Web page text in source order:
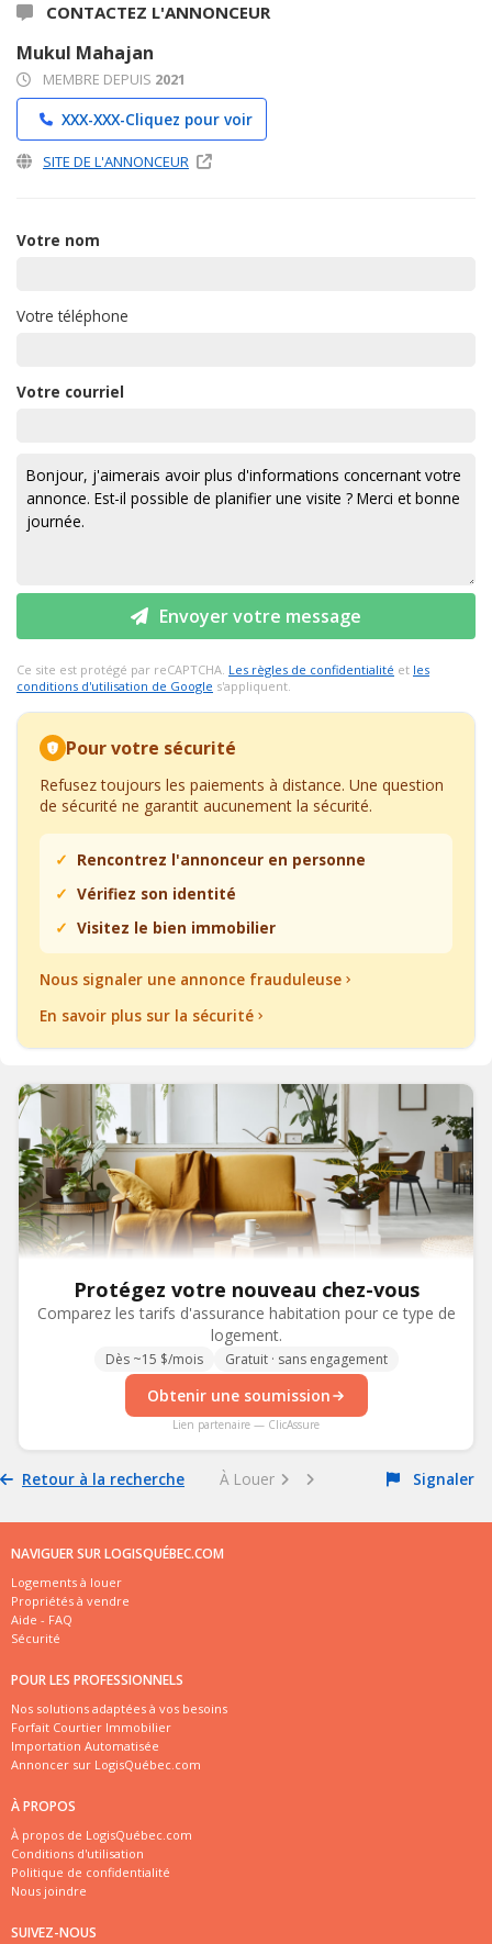
CONTACTEZ L'ANNONCEUR
Mukul Mahajan
MEMBRE DEPUIS 2021
XXX-XXX-Cliquez pour voir
SITE DE L'ANNONCEUR
Votre nom
Votre téléphone
Votre courriel
Envoyer votre message
Ce site est protégé par reCAPTCHA. Les règles de confidentialité et les
conditions d'utilisation de Google s'appliquent.
Pour votre sécurité
Refusez toujours les paiements à distance. Une question
de sécurité ne garantit aucunement la sécurité.
Rencontrez l'annonceur en personne
Vérifiez son identité
Visitez le bien immobilier
Nous signaler une annonce frauduleuse
En savoir plus sur la sécurité
Protégez votre nouveau chez-vous
Comparez les tarifs d'assurance habitation pour ce type de
logement.
Dès ~15 $/mois Gratuit · sans engagement
Obtenir une soumission
Lien partenaire — ClicAssure
Retour à la recherche À Louer Signaler
NAVIGUER SUR LOGISQUÉBEC.COM
Logements à louer
Propriétés à vendre
Aide - FAQ
Sécurité
POUR LES PROFESSIONNELS
Nos solutions adaptées à vos besoins
Forfait Courtier Immobilier
Importation Automatisée
Annoncer sur LogisQuébec.com
À PROPOS
À propos de LogisQuébec.com
Conditions d'utilisation
Politique de confidentialité
Nous joindre
SUIVEZ-NOUS